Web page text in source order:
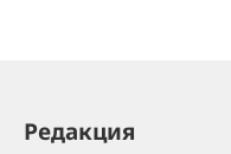
Редакция